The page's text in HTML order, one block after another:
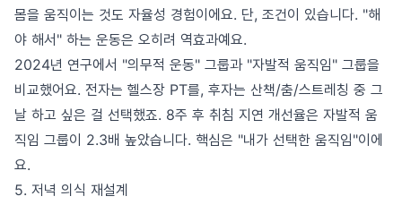
몸을 움직이는 것도 자율성 경험이에요. 단, 조건이 있습니다. "해
야 해서" 하는 운동은 오히려 역효과예요.
2024년 연구에서 "의무적 운동" 그룹과 "자발적 움직임" 그룹을
비교했어요. 전자는 헬스장 PT를, 후자는 산책/춤/스트레칭 중 그
날 하고 싶은 걸 선택했죠. 8주 후 취침 지연 개선율은 자발적 움
직임 그룹이 2.3배 높았습니다. 핵심은 "내가 선택한 움직임"이에
요.
5. 저녁 의식 재설계